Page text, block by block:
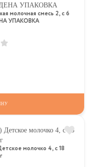
молочная смесь 2, c 6
УПАКОВКА
молочко 4, c 18